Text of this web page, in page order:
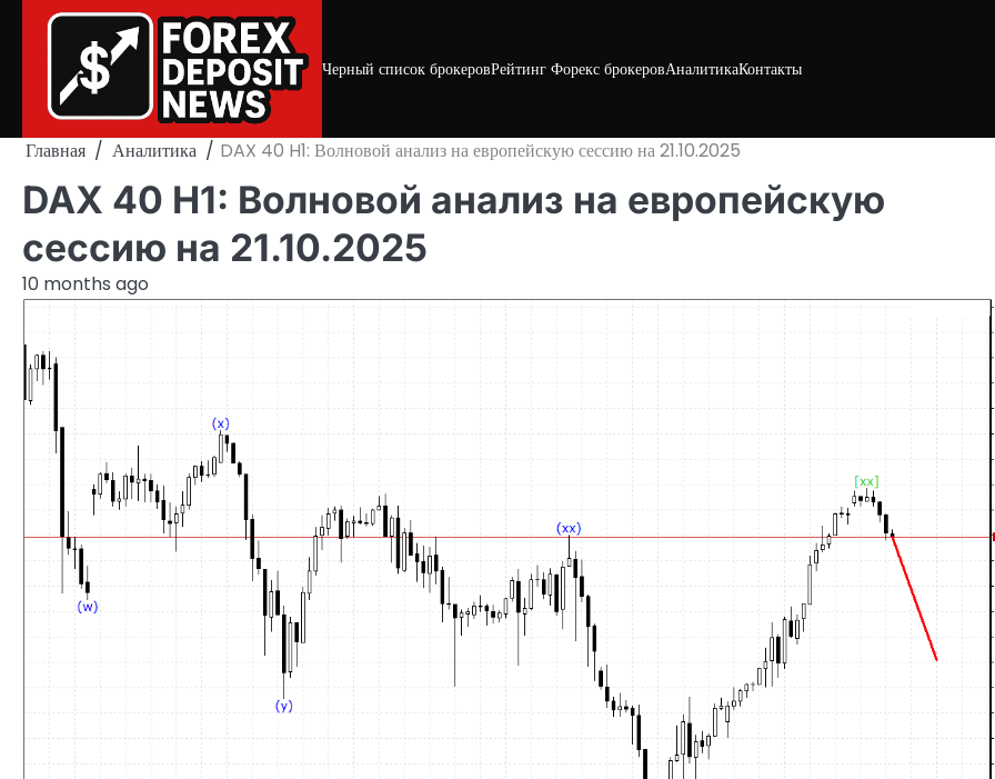
Черный список брокеровРейтинг Форекс брокеровАналитикаКонтакты
Главная Аналитика DAX 40 H1: Волновой анализ на европейскую сессию на 21.10.2025
DAX 40 H1: Волновой анализ на европейскую
сессию на 21.10.2025
10 months ago